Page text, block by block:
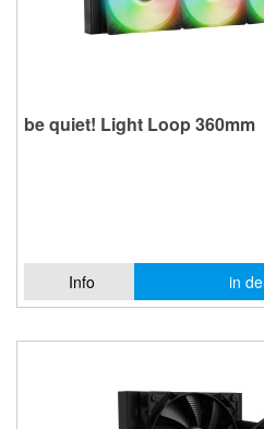
be quiet! Light Loop 360mm
Info in